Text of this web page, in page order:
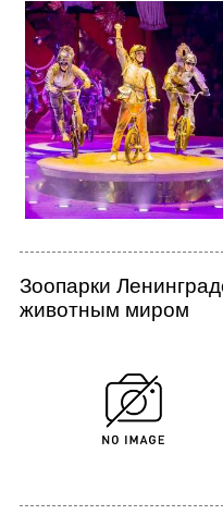
Зоопарки
животным миром